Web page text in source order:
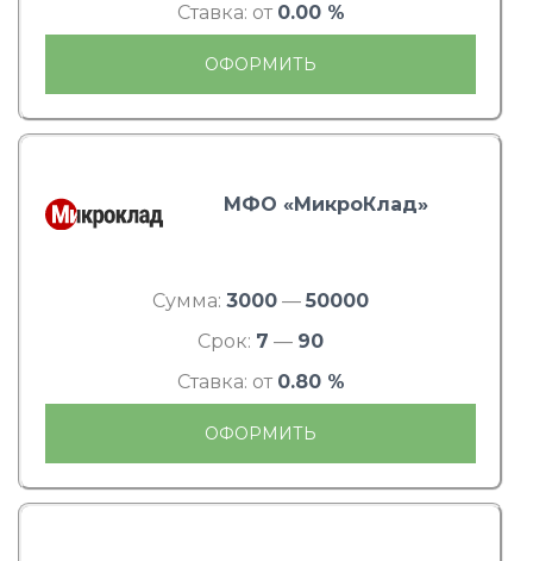
Ставка: от 0.00 %
ОФОРМИТЬ
МФО «МикроКлад»
Сумма: 3000 — 50000
Срок: 7 — 90
Ставка: от 0.80 %
ОФОРМИТЬ